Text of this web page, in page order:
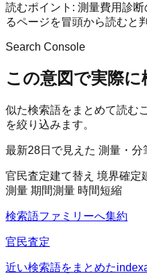
読むポイント: 測量費用診
るページを冒頭から読むと
Search Console
この意図で実際
似た検索語をまとめて読む
を絞り込みます。
最新28日で見えた 測量・分
官民査定建て替え 境界確定
測量 期間測量 時間短縮
検索語ファミリーへ集約
官民査定
近い検索語をまとめた